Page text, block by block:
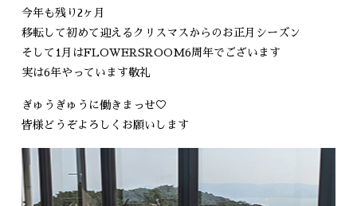
今年も残り2ヶ月
移転して初めて迎えるクリスマスからのお正月シーズン
そして1月はFLOWERSROOM6周年でございます
実は6年やっています敬礼
ぎゅうぎゅうに働きまっせ♡
皆様どうぞよろしくお願いします